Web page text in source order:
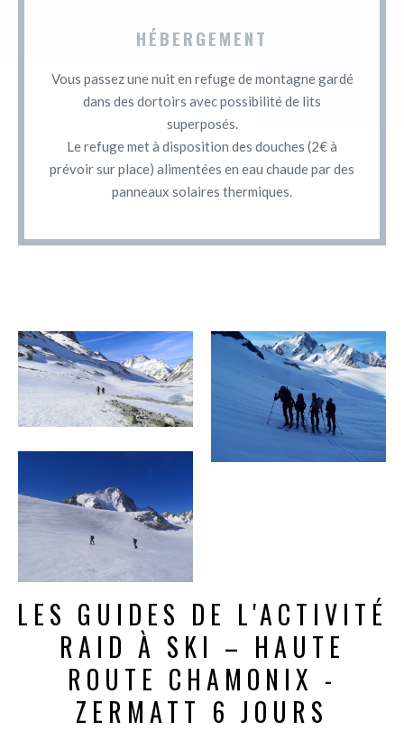
HÉBERGEMENT
Vous passez une nuit en refuge de montagne gardé
dans des dortoirs avec possibilité de lits
superposés.
Le refuge met à disposition des douches (2€ à
prévoir sur place) alimentées en eau chaude par des
panneaux solaires thermiques.
LES GUIDES DE L'ACTIVITÉ
RAID À SKI – HAUTE
ROUTE CHAMONIX -
ZERMATT 6 JOURS